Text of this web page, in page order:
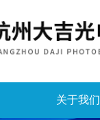
关于我们